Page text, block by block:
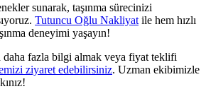
sunarak, taşınma sürecinizi
Tutuncu Oğlu Nakliyat ile hem hızlı
deneyimi yaşayın!
daha fazla bilgi almak veya fiyat teklifi
ziyaret edebilirsiniz. Uzman ekibimizle